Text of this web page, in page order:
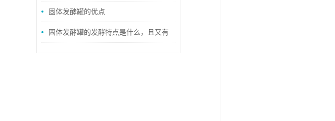
单 固体发酵罐的优点
固体发酵罐的发酵特点是什么，且又有